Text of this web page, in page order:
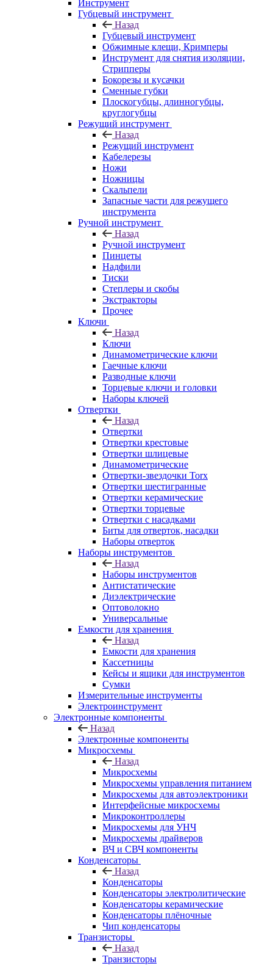
Инструмент
Губцевый инструмент
Назад
Губцевый инструмент
Обжимные клещи, Кримперы
Инструмент для снятия изоляции,
Стрипперы
Бокорезы и кусачки
Сменные губки
Плоскогубцы, длинногубцы,
круглогубцы
Режущий инструмент
Назад
Режущий инструмент
Кабелерезы
Ножи
Ножницы
Скальпели
Запасные части для режущего
инструмента
Ручной инструмент
Назад
Ручной инструмент
Пинцеты
Надфили
Тиски
Степлеры и скобы
Экстракторы
Прочее
Ключи
Назад
Ключи
Динамометрические ключи
Гаечные ключи
Разводные ключи
Торцевые ключи и головки
Наборы ключей
Отвертки
Назад
Отвертки
Отвертки крестовые
Отвертки шлицевые
Динамометрические
Отвертки-звездочки Torx
Отвертки шестигранные
Отвертки керамические
Отвертки торцевые
Отвертки с насадками
Биты для отверток, насадки
Наборы отверток
Наборы инструментов
Назад
Наборы инструментов
Антистатические
Диэлектрические
Оптоволокно
Универсальные
Емкости для хранения
Назад
Емкости для хранения
Кассетницы
Кейсы и ящики для инструментов
Сумки
Измерительные инструменты
Электроинструмент
Электронные компоненты
Назад
Электронные компоненты
Микросхемы
Назад
Микросхемы
Микросхемы управления питанием
Микросхемы для автоэлектроники
Интерфейсные микросхемы
Микроконтроллеры
Микросхемы для УНЧ
Микросхемы драйверов
ВЧ и СВЧ компоненты
Конденсаторы
Назад
Конденсаторы
Конденсаторы электролитические
Конденсаторы керамические
Конденсаторы плёночные
Чип конденсаторы
Транзисторы
Назад
Транзисторы